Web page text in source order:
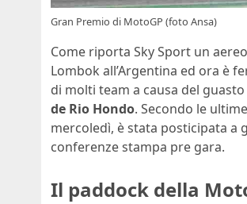
Gran Premio di MotoGP (foto Ansa)
Come riporta Sky Sport un
Lombok all’Argentina ed ora è
di molti team a causa del
de Rio Hondo. Secondo le
mercoledì, è stata posticipata
conferenze stampa pre gara.
Il paddock della